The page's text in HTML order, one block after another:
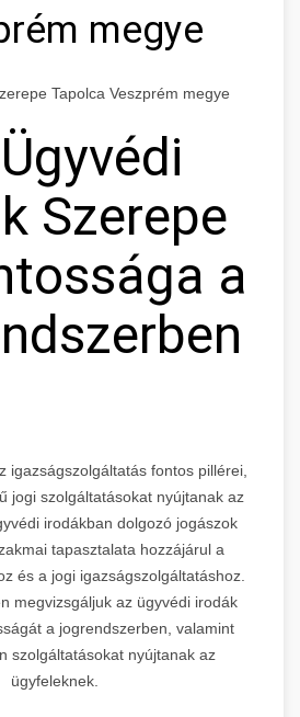
megye
Tapolca Veszprém megye
Szerepe
a
igazságszolgáltatás fontos pillérei,
jogi szolgáltatásokat nyújtanak az
irodákban dolgozó jogászok
tapasztalata hozzájárul a
és a jogi igazságszolgáltatáshoz.
megvizsgáljuk az ügyvédi irodák
a jogrendszerben, valamint
szolgáltatásokat nyújtanak az
ügyfeleknek.